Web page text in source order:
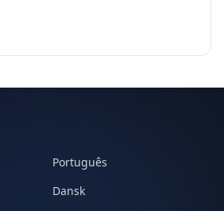
Português
Dansk